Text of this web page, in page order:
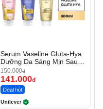
Serum Vaseline Gluta-Hya
Dưỡng Da Sáng Mịn Sau 7
Ngày
150.000đ
141.000đ
Deal hot
Unilever